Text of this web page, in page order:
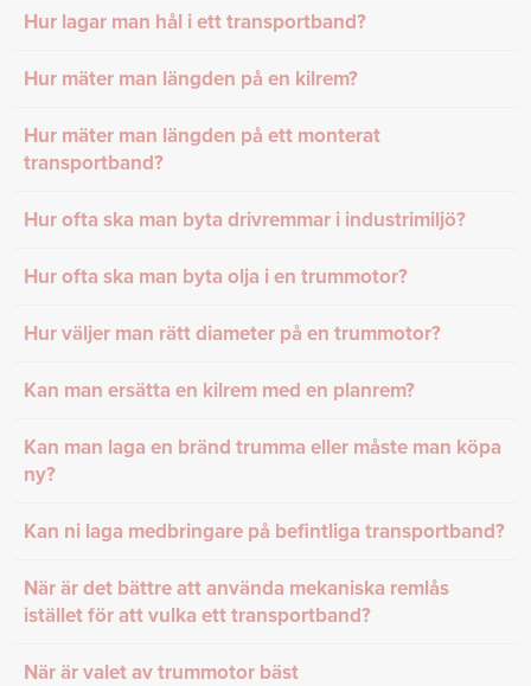
Hur lagar man hål i ett transportband?
Hur mäter man längden på en kilrem?
Hur mäter man längden på ett monterat
transportband?
Hur ofta ska man byta drivremmar i industrimiljö?
Hur ofta ska man byta olja i en trummotor?
Hur väljer man rätt diameter på en trummotor?
Kan man ersätta en kilrem med en planrem?
Kan man laga en bränd trumma eller måste man köpa
ny?
Kan ni laga medbringare på befintliga transportband?
När är det bättre att använda mekaniska remlås
istället för att vulka ett transportband?
När är valet av trummotor bäst